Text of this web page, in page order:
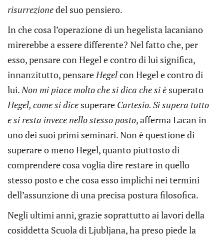
risurrezionedel suo pensiero.
In che cosa l’operazione di un hegelista lacaniano
mirerebbe a essere differente? Nel fatto che, per
esso, pensare con Hegel e contro di lui significa,
innanzitutto, pensareHegelcon Hegel e contro di
lui.Non mi piace molto che si dica che si è superato
Hegel, come si dice superare Cartesio. Si supera tutto
e si resta invece nello stesso posto, afferma Lacan in
uno dei suoi primi seminari. Non è questione di
superare o meno Hegel, quanto piuttosto di
comprendere cosa voglia dire restare in quello
stesso posto e che cosa esso implichi nei termini
dell’assunzione di una precisa postura filosofica.
Negli ultimi anni, grazie soprattutto ai lavori della
cosiddetta Scuola di Ljubljana, ha preso piede la